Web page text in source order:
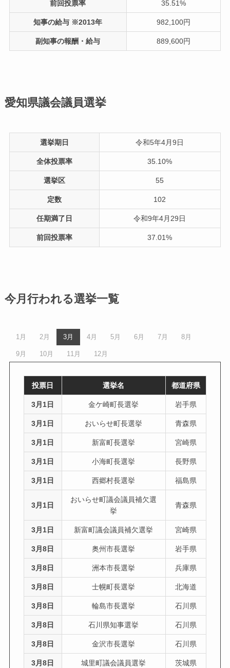
前回投票率 35.51%
知事の給与 ※2013年 982,100円
副知事の報酬・給与 889,600円
愛知県議会議員選挙
選挙期日 令和5年4月9日
全体投票率 35.10%
選挙区 55
定数 102
任期満了日 令和9年4月29日
前回投票率 37.01%
今月行われる選挙一覧
1月 2月 3月 4月 5月 6月 7月 8月
9月 10月 11月 12月
投票日 選挙名 都道府県
3月1日 金ケ崎町長選挙 岩手県
3月1日 おいらせ町長選挙 青森県
3月1日 新富町長選挙 宮崎県
3月1日 小海町長選挙 長野県
3月1日 西郷村長選挙 福島県
3月1日
おいらせ町議会議員補欠選
挙
青森県
3月1日 新富町議会議員補欠選挙 宮崎県
3月8日 奥州市長選挙 岩手県
3月8日 洲本市長選挙 兵庫県
3月8日 士幌町長選挙 北海道
3月8日 輪島市長選挙 石川県
3月8日 石川県知事選挙 石川県
3月8日 金沢市長選挙 石川県
3月8日 城里町議会議員選挙 茨城県